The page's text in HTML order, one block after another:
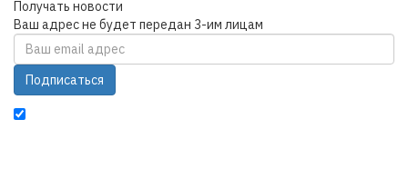
Получать новости
Ваш адрес не будет передан 3-им лицам
Подписаться